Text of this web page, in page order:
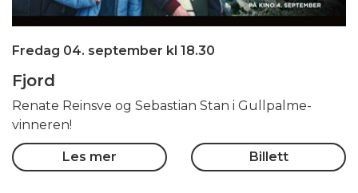
Fredag 04. september kl 18.30
Fjord
Renate Reinsve og Sebastian Stan i Gullpalme-
vinneren!
Les mer Billett